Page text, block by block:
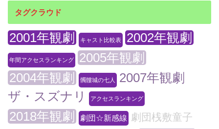
タグクラウド
2001年観劇 キャスト比較表 2002年観劇
年間アクセスランキング
2005年観劇
2004年観劇
髑髏城の七人
2007年観劇
ザ・スズナリ
アクセスランキング
2018年観劇 劇団☆新感線
劇団桟敷童子